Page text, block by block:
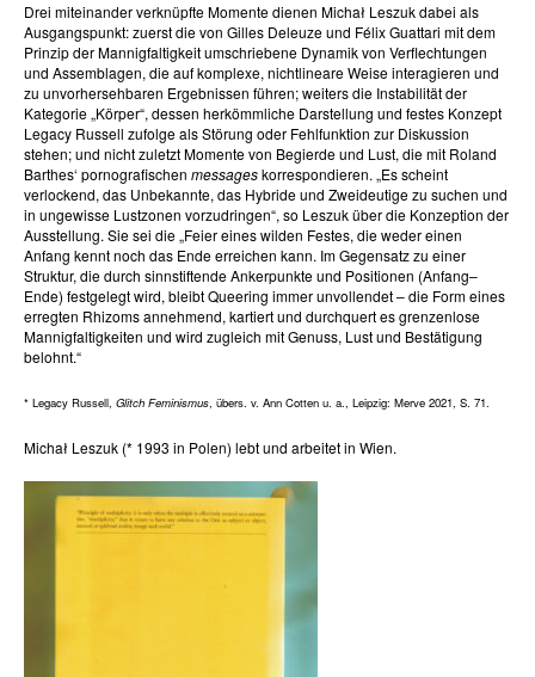
Drei miteinander verknüpfte Momente dienen Michał Leszuk dabei als
Ausgangspunkt: zuerst die von Gilles Deleuze und Félix Guattari mit dem
Prinzip der Mannigfaltigkeit umschriebene Dynamik von Verflechtungen
und Assemblagen, die auf komplexe, nichtlineare Weise interagieren und
zu unvorhersehbaren Ergebnissen führen; weiters die Instabilität der
Kategorie „Körper“, dessen herkömmliche Darstellung und festes Konzept
Legacy Russell zufolge als Störung oder Fehlfunktion zur Diskussion
stehen; und nicht zuletzt Momente von Begierde und Lust, die mit Roland
Barthes‘ pornografischen messageskorrespondieren. „Es scheint
verlockend, das Unbekannte, das Hybride und Zweideutige zu suchen und
in ungewisse Lustzonen vorzudringen“, so Leszuk über die Konzeption der
Ausstellung. Sie sei die „Feier eines wilden Festes, die weder einen
Anfang kennt noch das Ende erreichen kann. Im Gegensatz zu einer
Struktur, die durch sinnstiftende Ankerpunkte und Positionen (Anfang–
Ende) festgelegt wird, bleibt Queering immer unvollendet – die Form eines
erregten Rhizoms annehmend, kartiert und durchquert es grenzenlose
Mannigfaltigkeiten und wird zugleich mit Genuss, Lust und Bestätigung
belohnt.“
* Legacy Russell, Glitch Feminismus, übers. v. Ann Cotten u. a., Leipzig: Merve 2021, S. 71.
Michał Leszuk (* 1993 in Polen) lebt und arbeitet in Wien.